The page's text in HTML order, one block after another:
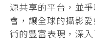
源共享的平台，並
會，讓全球的攝影
術的豐富表現，深